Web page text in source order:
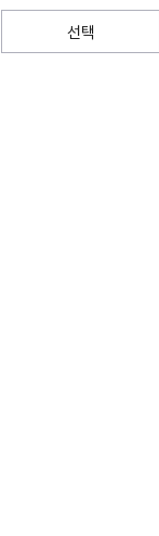
선택